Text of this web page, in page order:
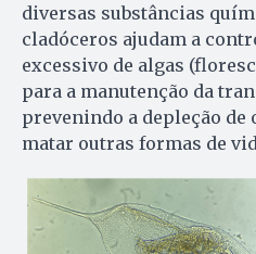
diversas substâncias
cladóceros ajudam a
excessivo de algas
para a manutenção da
prevenindo a depleção de
matar outras formas de